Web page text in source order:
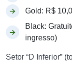
Gold: R$
Black:
ingresso)
Setor “D Inferior”